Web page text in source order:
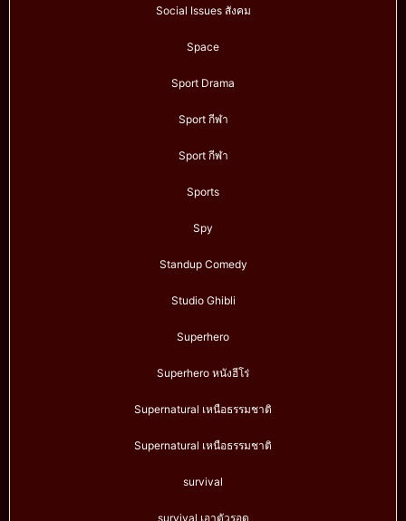
Social Issues สังคม
Space
Sport Drama
Sport กีฬา
Sport กีฬา
Sports
Spy
Standup Comedy
Studio Ghibli
Superhero
Superhero หนังฮีโร่
Supernatural เหนือธรรมชาติ
Supernatural เหนือธรรมชาติ
survival
survival เอาตัวรอด